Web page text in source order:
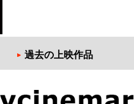
過去の上映作品